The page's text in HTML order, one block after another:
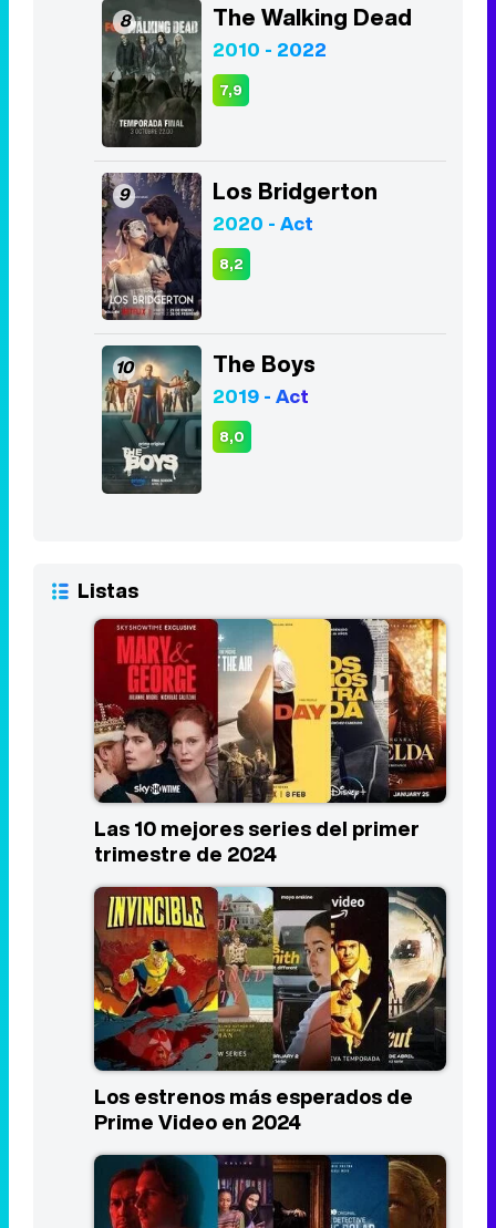
8 The Walking Dead
2010 - 2022
7,9
9 Los Bridgerton
2020 - Act
8,2
10 The Boys
2019 - Act
8,0
Listas
Las 10 mejores series del primer
trimestre de 2024
Los estrenos más esperados de
Prime Video en 2024